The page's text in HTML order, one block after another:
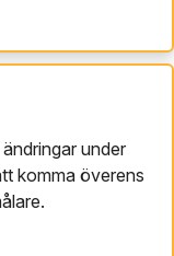
under
komma överens